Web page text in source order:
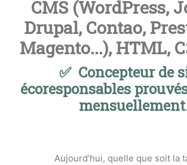
CMS (WordPress,
Drupal, Contao,
Magento...), HTML,
✅ Concepteur de
écoresponsables
Aujourd’hui, quelle que soit la